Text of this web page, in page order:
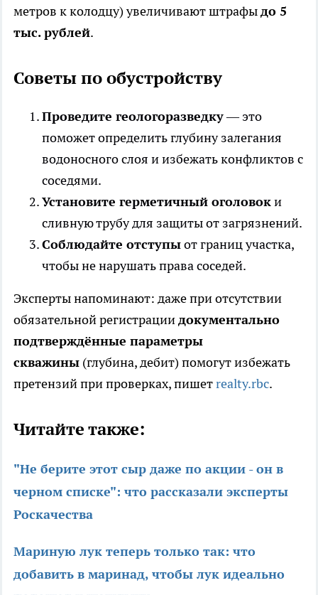
метров к колодцу) увеличивают штрафыдо 5
тыс. рублей.
Советы по обустройству
Проведите геологоразведку— это
поможет определить глубину залегания
водоносного слоя и избежать конфликтов с
соседями.
Установите герметичный оголовоки
сливную трубу для защиты от загрязнений.
Соблюдайте отступыот границ участка,
чтобы не нарушать права соседей.
Эксперты напоминают: даже при отсутствии
обязательной регистрациидокументально
подтверждённые параметры
скважины (глубина, дебит) помогут избежать
претензий при проверках, пишетrealty.rbc.
Читайте также:
"Не берите этот сыр даже по акции - он в
черном списке": что рассказали эксперты
Роскачества
Мариную лук теперь только так: что
добавить в маринад, чтобы лук идеально